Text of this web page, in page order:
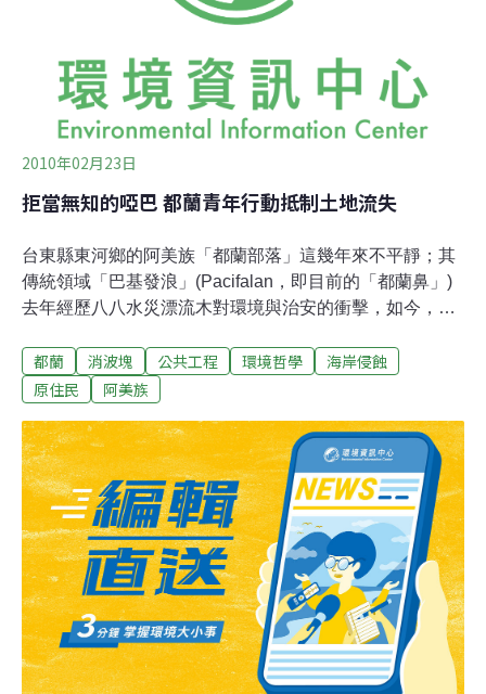
吉里巴斯被迫考慮舉國遷移，也頻頻向鄰國澳洲、紐西蘭
2010年02月23日
拒當無知的啞巴 都蘭青年行動抵制土地流失
台東縣東河鄉的阿美族「都蘭部落」這幾年來不平靜；其
傳統領域「巴基發浪」(Pacifalan，即目前的「都蘭鼻」)
去年經歷八八水災漂流木對環境與治安的衝擊，如今，漂
署第八河川局發包的「台東縣都蘭海岸段環境改善工程」
正悄悄進行，並引起部落青年關心與討論聲浪，他們希望
造成遺憾。1月中，都蘭部落「拉贛駿」階層的青年無意
間發現大量預製的消波塊堆置在都蘭鼻，驚訝之餘馬上回
部落告知其他人。「這是什麼樣的工程？為什麼要做這個
工程？做了以後會造成什麼影響？」……種種疑惑令人聯
想到幾年前喧騰一時的都蘭鼻BOT案，在當激起部分居民
的環保意識，認為面對脆弱的人文及自然地景，不應該貿
然介入改變。不過，經初步了解，工程早在3年前就由鄉
民代表提案，以阻止都蘭鼻易崩塌的區塊繼續受到侵蝕為
由，用消波塊包圍海岸線來減低侵蝕的速
都蘭 消波塊 公共工程 環境哲學
海岸侵蝕
原住民
阿美族